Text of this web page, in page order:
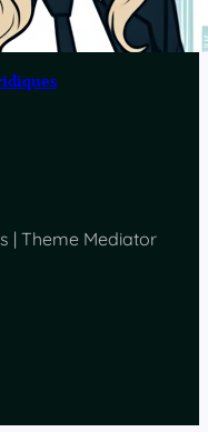
| Theme Mediator